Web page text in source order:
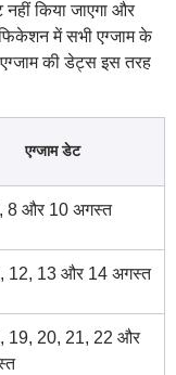
किया जाएगा और
में सभी एग्जाम के
की डेट्स इस तरह
एग्जाम डेट
8 और 10 अगस्त
12, 13 और 14 अगस्त
19, 20, 21, 22 और